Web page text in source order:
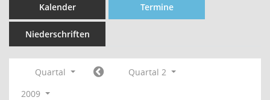
Kalender Termine
Niederschriften
Quartal
Quartal 2
2009